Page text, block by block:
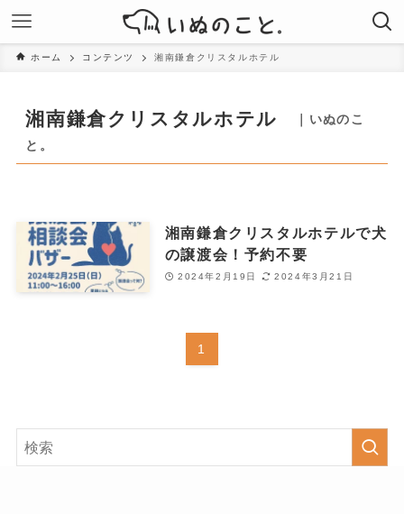
ホーム コンテンツ 湘南鎌倉クリスタルホテル
湘南鎌倉クリスタルホテル
｜いぬのこ
と。
湘南鎌倉クリスタルホテルで犬
の譲渡会！予約不要
2024年2月19日 2024年3月21日
1